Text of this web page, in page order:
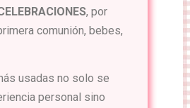
, por
comunión, bebes,
usadas no solo se
personal sino